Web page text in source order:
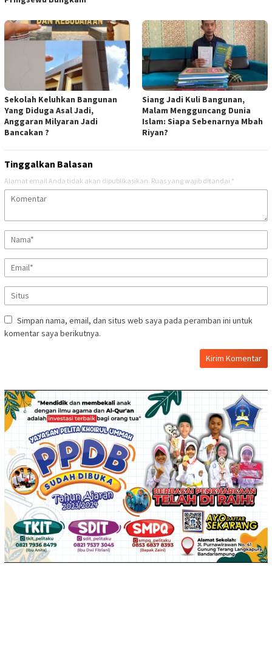
Sekolah Keluhkan Bangunan
Yang Diduga Asal Jadi,
Anggaran Milyaran Jadi
Bancakan ?
Siang Jadi Kuli Bangunan,
Malam Mengguncang Dunia
Islam: Siapa Sebenarnya Mbah
Riyan?
Tinggalkan Balasan
Alamat email Anda tidak akan dipublikasikan. Ruas yang wajib ditandai *
Simpan nama, email, dan situs web saya pada peramban ini untuk
komentar saya berikutnya.